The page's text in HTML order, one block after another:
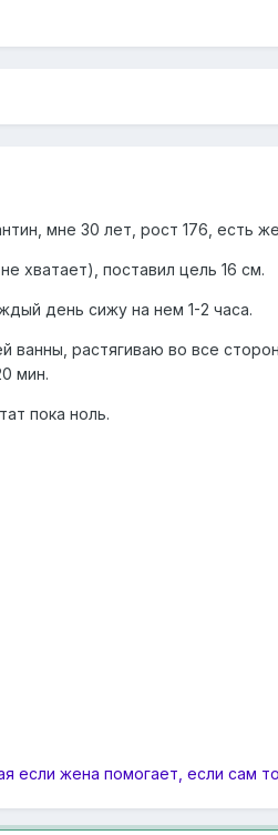
мне 30 лет, рост 176, есть
хватает), поставил цель 16 см.
день сижу на нем 1-2 часа.
ванны, растягиваю во все
мин.
пока ноль.
если жена помогает, если сам